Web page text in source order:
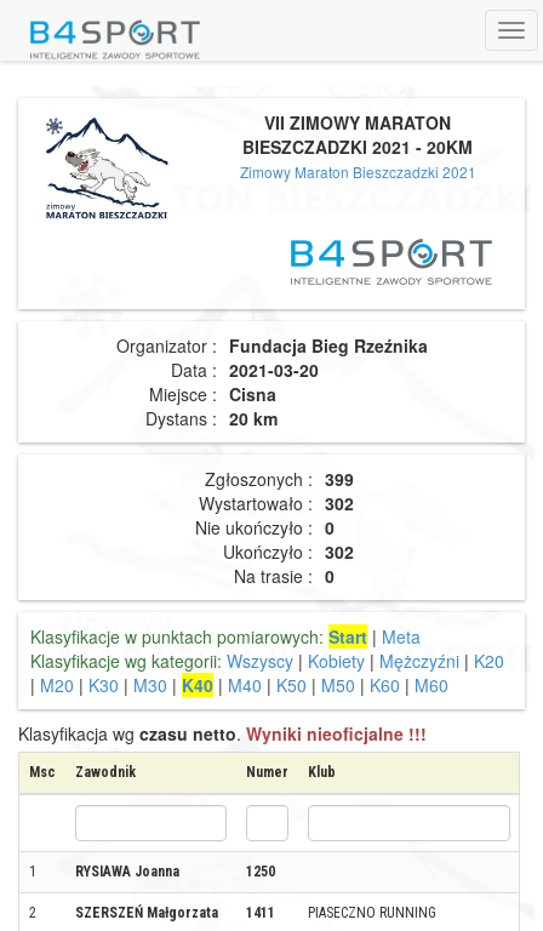
VII ZIMOWY MARATON
BIESZCZADZKI 2021 - 20KM
Zimowy Maraton Bieszczadzki 2021
Organizator : Fundacja Bieg Rzeźnika
Data : 2021-03-20
Miejsce : Cisna
Dystans : 20 km
Zgłoszonych : 399
Wystartowało : 302
Nie ukończyło : 0
Ukończyło : 302
Na trasie : 0
Klasyfikacje w punktach pomiarowych: Start | Meta
Klasyfikacje wg kategorii: Wszyscy | Kobiety | Mężczyźni | K20
| M20 | K30 | M30 | K40 | M40 | K50 | M50 | K60 | M60
Klasyfikacja wg czasu netto. Wyniki nieoficjalne !!!
Msc Zawodnik Numer Klub
1 RYSIAWA Joanna 1250
2 SZERSZEŃ Małgorzata 1411 PIASECZNO RUNNING